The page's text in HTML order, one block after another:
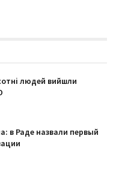
людей вийшли
в Раде назвали первый